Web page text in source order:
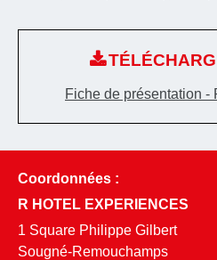
Fiche de présentation
Coordonnées :
R HOTEL EXPERIENCES
1 Square Philippe Gilbert
Sougné-Remouchamps